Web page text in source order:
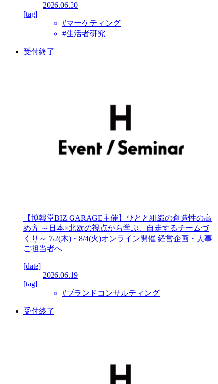
2026.06.30
[tag]
#マーケティング
#生活者研究
受付終了
【博報堂BIZ GARAGE主催】ひとと組織の創造性の高
め方 ～日本×北欧の視点から学ぶ、自走するチームづ
くり～ 7/2(木)・8/4(火)オンライン開催 経営企画・人事
ご担当者へ
[date]
2026.06.19
[tag]
#ブランドコンサルティング
受付終了